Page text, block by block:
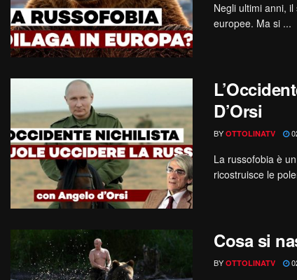
Negli ultimi anni,
europee. Ma si ...
D’Orsi
BY OTTOLINATV
La russofobia è
ricostruisce le
Cosa si
BY OTTOLINATV